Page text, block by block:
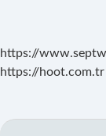
https://
https://hoot.com.tr